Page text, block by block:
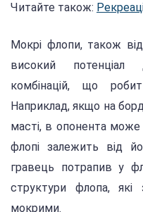
Читайте також:
Мокрі флопи, також
високий
комбінацій, що
Наприклад, якщо на
масті, в опонента
флопі залежить від
гравець потрапив у
структури флопа,
мокрими.